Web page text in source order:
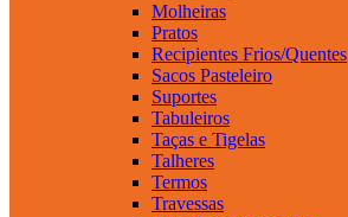
Molheiras
Pratos
Recipientes Frios/Quentes
Sacos Pasteleiro
Suportes
Tabuleiros
Taças e Tigelas
Talheres
Termos
Travessas